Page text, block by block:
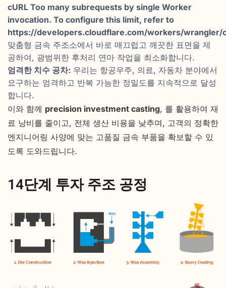
cURL Too many subrequests by single Worker
invocation. To configure this limit, refer to
https://developers.cloudflare.com/workers/wrangler/
맞춤형 금속 주조소에서 바로 매끄럽고 깨끗한 표면을 제
공하여, 광범위한 후처리 연마 작업을 최소화합니다.
엄격한 치수 공차: 우리는 항공우주, 의료, 자동차 분야에서
요구하는 엄격하고 반복 가능한 정밀도를 지속적으로 달성
합니다.
이와 함께 precision investment casting, 를 활용하여 재
료 낭비를 줄이고, 전체 생산 비용을 낮추며, 고객의 정확한
엔지니어링 사양에 맞는 고품질 금속 부품을 확보할 수 있
도록 도와드립니다.
14단계 투자 주조 공정